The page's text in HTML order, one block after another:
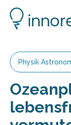
Physik